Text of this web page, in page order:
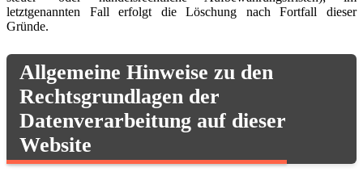
letztgenannten Fall erfolgt die Löschung nach Fortfall dieser
Gründe.
Allgemeine Hinweise zu den
Rechtsgrundlagen der
Datenverarbeitung auf dieser
Website